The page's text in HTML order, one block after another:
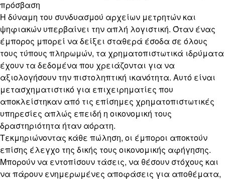
πρόσβαση
Η δύναμη του συνδυασμού αρχείων μετρητών και
ψηφιακών υπερβαίνει την απλή λογιστική. Όταν ένας
έμπορος μπορεί να δείξει σταθερά έσοδα σε όλους
τους τύπους πληρωμών, τα χρηματοπιστωτικά ιδρύματα
έχουν τα δεδομένα που χρειάζονται για να
αξιολογήσουν την πιστοληπτική ικανότητα. Αυτό είναι
μετασχηματιστικό για επιχειρηματίες που
αποκλείστηκαν από τις επίσημες χρηματοπιστωτικές
υπηρεσίες απλώς επειδή η οικονομική τους
δραστηριότητα ήταν αόρατη.
Τεκμηριώνοντας κάθε πώληση, οι έμποροι αποκτούν
επίσης έλεγχο της δικής τους οικονομικής αφήγησης.
Μπορούν να εντοπίσουν τάσεις, να θέσουν στόχους και
να πάρουν ενημερωμένες αποφάσεις για αποθέματα,